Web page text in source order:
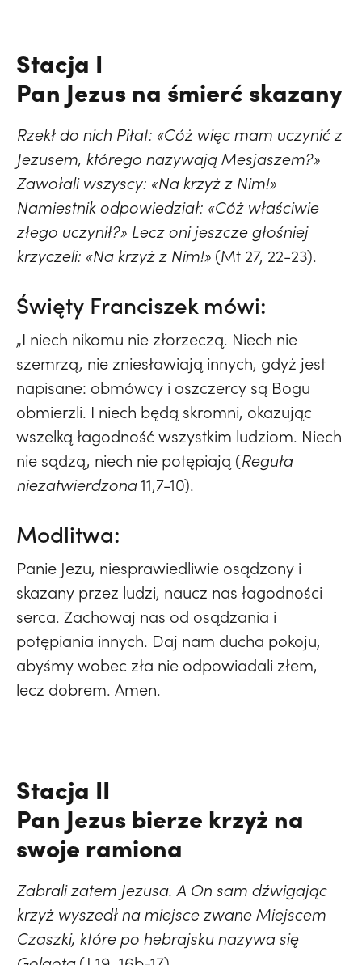
Stacja I
Pan Jezus na śmierć skazany
Rzekł do nich Piłat: «Cóż więc mam uczynić z
Jezusem, którego nazywają Mesjaszem?»
Zawołali wszyscy: «Na krzyż z Nim!»
Namiestnik odpowiedział: «Cóż właściwie
złego uczynił?» Lecz oni jeszcze głośniej
krzyczeli: «Na krzyż z Nim!» (Mt 27, 22-23).
Święty Franciszek mówi:
„I niech nikomu nie złorzeczą. Niech nie
szemrzą, nie zniesławiają innych, gdyż jest
napisane: obmówcy i oszczercy są Bogu
obmierzli. I niech będą skromni, okazując
wszelką łagodność wszystkim ludziom. Niech
nie sądzą, niech nie potępiają (Reguła
niezatwierdzona11,7-10).
Modlitwa:
Panie Jezu, niesprawiedliwie osądzony i
skazany przez ludzi, naucz nas łagodności
serca. Zachowaj nas od osądzania i
potępiania innych. Daj nam ducha pokoju,
abyśmy wobec zła nie odpowiadali złem,
lecz dobrem. Amen.
Stacja II
Pan Jezus bierze krzyż na
swoje ramiona
Zabrali zatem Jezusa. A On sam dźwigając
krzyż wyszedł na miejsce zwane Miejscem
Czaszki, które po hebrajsku nazywa się